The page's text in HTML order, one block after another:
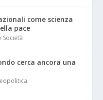
come scienza
pace
Società
cerca ancora una